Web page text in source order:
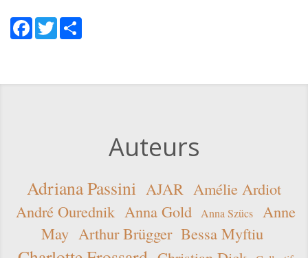
un
robot
prévenir
neuf
moins
dix
Facebook
Twitter
Auteurs
Adriana Passini AJAR Amélie Ardiot
André Ourednik Anna Gold Anna Szücs
Anne
May Arthur Brügger Bessa Myftiu